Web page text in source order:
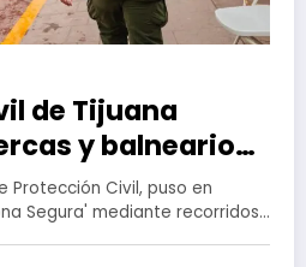
de Tijuana
y balnearios
programa Zona
Protección Civil, puso en
Segura' mediante recorridos…